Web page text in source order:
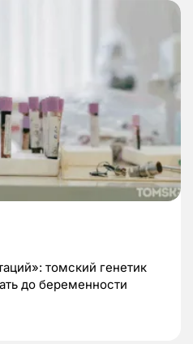
томский генетик
до беременности